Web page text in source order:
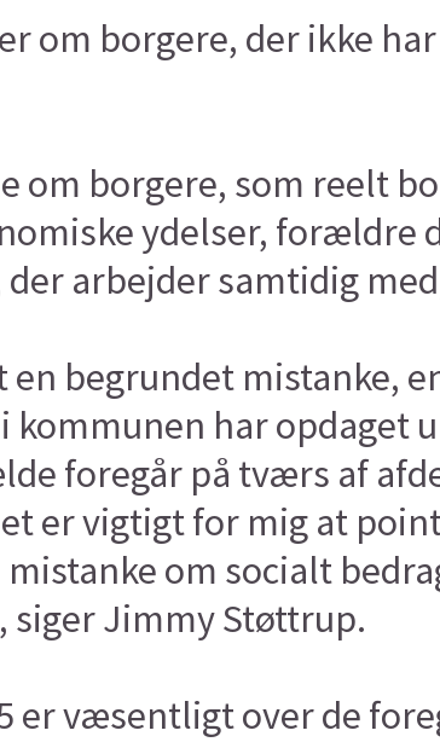
om borgere, der ikke
om borgere, som reelt
ydelser, forældre
arbejder samtidig
en begrundet mistanke,
har opdaget
foregår på tværs af
er vigtigt for mig at
om socialt
siger Jimmy Støttrup.
er væsentligt over de